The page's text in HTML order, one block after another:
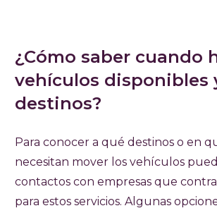
¿Cómo saber cuando
vehículos disponibles
destinos?
Para conocer a qué destinos o en
necesitan mover los vehículos
contactos con empresas que
para estos servicios. Algunas